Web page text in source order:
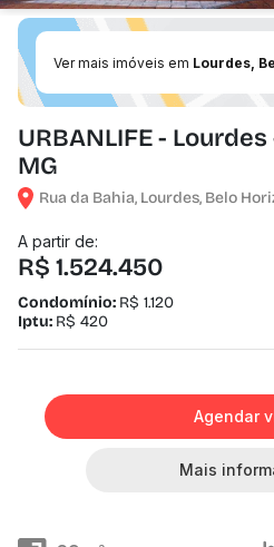
Ver mais imóveis em Lourdes,
URBANLIFE -
MG
Rua da Bahia, Lourdes, Belo
A partir de:
R$ 1.524.450
Condomínio: R$ 1.120
Iptu: R$ 420
Agendar
Mais